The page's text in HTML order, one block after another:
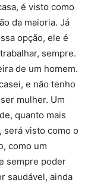
é visto como
da maioria. Já
opção, ele é
sempre.
de um homem.
e não tenho
mulher. Um
quanto mais
será visto como o
como um
sempre poder
saudável, ainda